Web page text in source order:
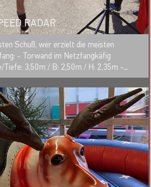
RADAR
MERKEN
Schuß, wer erzielt die meisten
- Torwand im Netzfangkäfig
Tiefe: 3,50m / B: 2,50m / H: 2,35m -...